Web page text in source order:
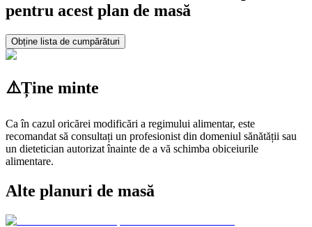
pentru acest plan de masă
Obține lista de cumpărături
⚠️Ține minte
Ca în cazul oricărei modificări a regimului alimentar, este
recomandat să consultați un profesionist din domeniul sănătății sau
un dietetician autorizat înainte de a vă schimba obiceiurile
alimentare.
Alte planuri de masă